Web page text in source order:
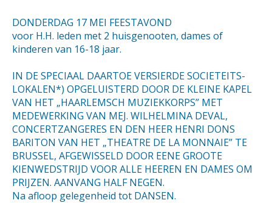
DONDERDAG 17 MEI FEESTAVOND
voor H.H. leden met 2 huisgenooten, dames of
kinderen van 16-18 jaar.
IN DE SPECIAAL DAARTOE VERSIERDE SOCIETEITS-
LOKALEN*) OPGELUISTERD DOOR DE KLEINE KAPEL
VAN HET „HAARLEMSCH MUZIEKKORPS” MET
MEDEWERKING VAN MEJ. WILHELMINA DEVAL,
CONCERTZANGERES EN DEN HEER HENRI DONS
BARITON VAN HET „THEATRE DE LA MONNAIE” TE
BRUSSEL, AFGEWISSELD DOOR EENE GROOTE
KIENWEDSTRIJD VOOR ALLE HEEREN EN DAMES OM
PRIJZEN. AANVANG HALF NEGEN.
Na afloop gelegenheid tot DANSEN.